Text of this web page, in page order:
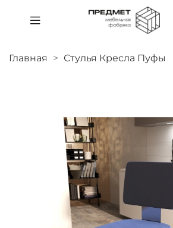
Главная Стулья Кресла Пуфы